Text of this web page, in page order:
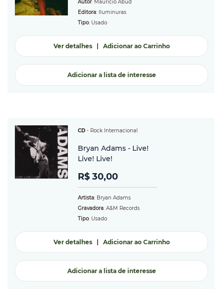
Autor: Mauricio Abud
Editora: Iluminuras
Tipo: Usado
Ver detalhes| Adicionar ao Carrinho
Adicionar a lista de interesse
CD - Rock Internacional
Bryan Adams - Live!
Live! Live!
R$ 30,00
Artista: Bryan Adams
Gravadora: A&M Records
Tipo: Usado
Ver detalhes| Adicionar ao Carrinho
Adicionar a lista de interesse